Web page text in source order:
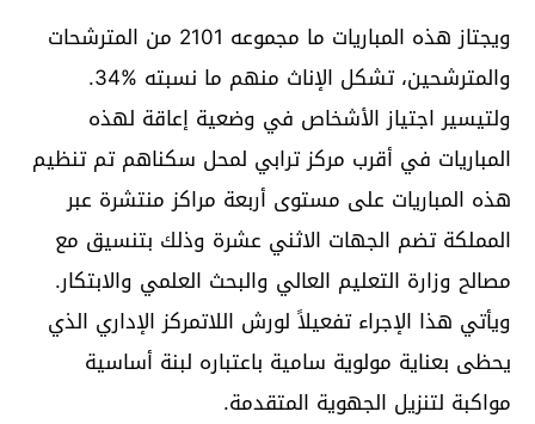
ويجتاز هذه المباريات ما مجموعه 2101 من المترشحات
والمترشحين، تشكل الإناث منهم ما نسبته %34.
ولتيسير اجتياز الأشخاص في وضعية إعاقة لهذه
المباريات في أقرب مركز ترابي لمحل سكناهم تم تنظيم
هذه المباريات على مستوى أربعة مراكز منتشرة عبر
المملكة تضم الجهات الاثني عشرة وذلك بتنسيق مع
مصالح وزارة التعليم العالي والبحث العلمي والابتكار.
ويأتي هذا الإجراء تفعيلاً لورش اللاتمركز الإداري الذي
يحظى بعناية مولوية سامية باعتباره لبنة أساسية
مواكبة لتنزيل الجهوية المتقدمة.